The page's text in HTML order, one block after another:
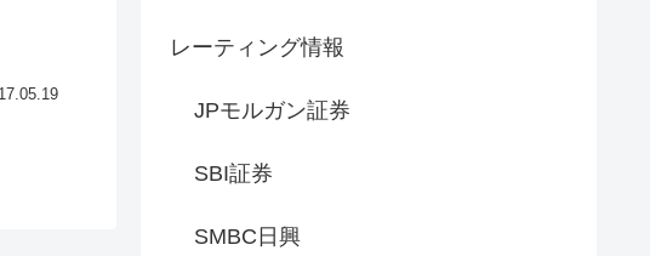
レーティング情報
JPモルガン証券
SBI証券
SMBC日興